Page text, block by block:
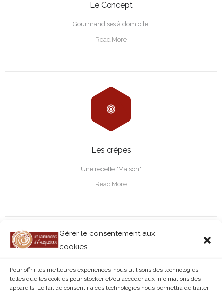
Gérer le consentement aux
cookies
Pour offrir les meilleures expériences, nous utilisons des technologies
telles que les cookies pour stocker et/ou accéder aux informations des
appareils. Le fait de consentir à ces technologies nous permettra de traiter
Le Concept
Gourmandises à domicile!
Read More
Les crêpes
Une recette "Maison"
Read More